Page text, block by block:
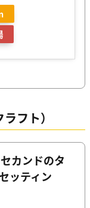
フト）
カンドのタ
ッティン